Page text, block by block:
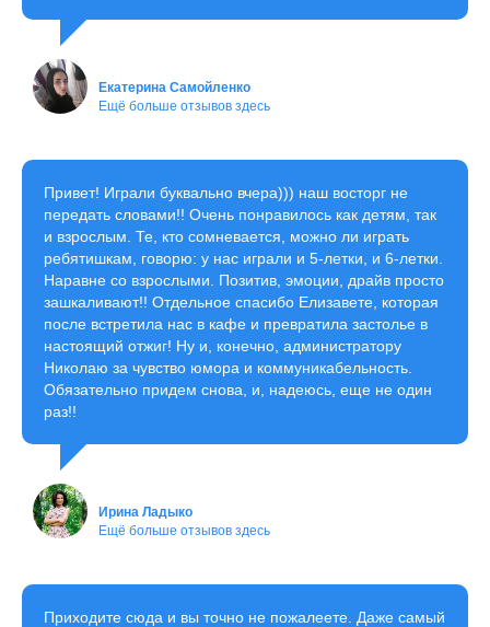
Екатерина Самойленко
Ещё больше отзывов здесь
Привет! Играли буквально вчера))) наш восторг не
передать словами!! Очень понравилось как детям, так
и взрослым. Те, кто сомневается, можно ли играть
ребятишкам, говорю: у нас играли и 5-летки, и 6-летки.
Наравне со взрослыми. Позитив, эмоции, драйв просто
зашкаливают!! Отдельное спасибо Елизавете, которая
после встретила нас в кафе и превратила застолье в
настоящий отжиг! Ну и, конечно, администратору
Николаю за чувство юмора и коммуникабельность.
Обязательно придем снова, и, надеюсь, еще не один
раз!!
Ирина Ладыко
Ещё больше отзывов здесь
Приходите сюда и вы точно не пожалеете. Даже самый